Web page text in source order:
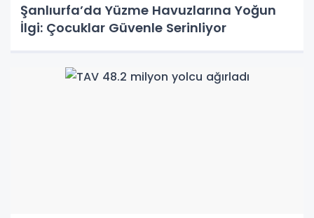
Şanlıurfa’da Yüzme Havuzlarına Yoğun
İlgi: Çocuklar Güvenle Serinliyor